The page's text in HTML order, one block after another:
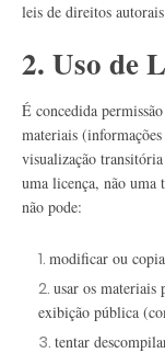
leis de direitos
2. Uso de
É concedida
materiais
visualização
uma licença, não uma
não pode:
modificar ou
usar os materiais
exibição pública
tentar